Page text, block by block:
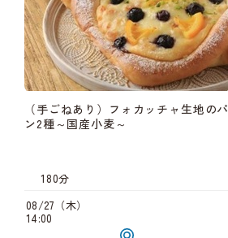
（手ごねあり）フォカッチャ生地のパ
ン2種～国産小麦～
180分
08/27（木）
14:00